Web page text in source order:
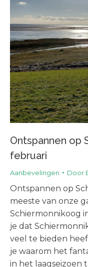
Ontspannen op
februari
Aanbevelingen Door
Ontspannen op
meeste van onze
Schiermonnikoog
je dat
veel te bieden
je waarom het
in het laagseizoen